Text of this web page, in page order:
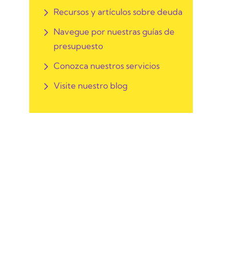
Recursos y artículos sobre deuda
Navegue por nuestras guías de
presupuesto
Conozca nuestros servicios
Visite nuestro blog